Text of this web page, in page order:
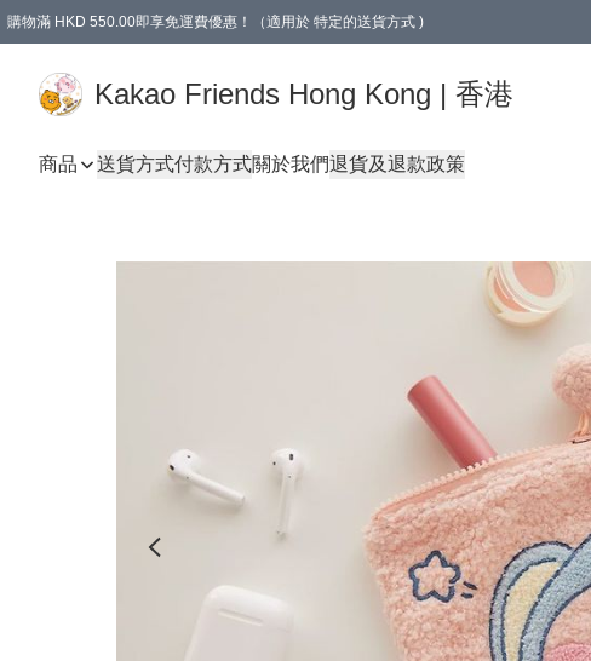
購物滿 HKD 550.00即享免運費優惠！（適用於 特定的送貨方式 )
Kakao Friends Hong Kong | 香港
商品 送貨方式付款方式關於我們退貨及退款政策